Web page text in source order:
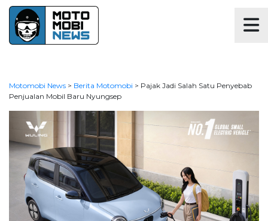
Motomobi News > Berita Motomobi > Pajak Jadi Salah Satu Penyebab
Penjualan Mobil Baru Nyungsep